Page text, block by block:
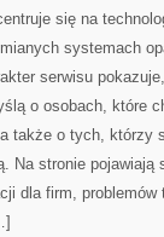
się na
systemach
serwisu
o osobach, które
także o tych, którzy
Na stronie
dla firm,